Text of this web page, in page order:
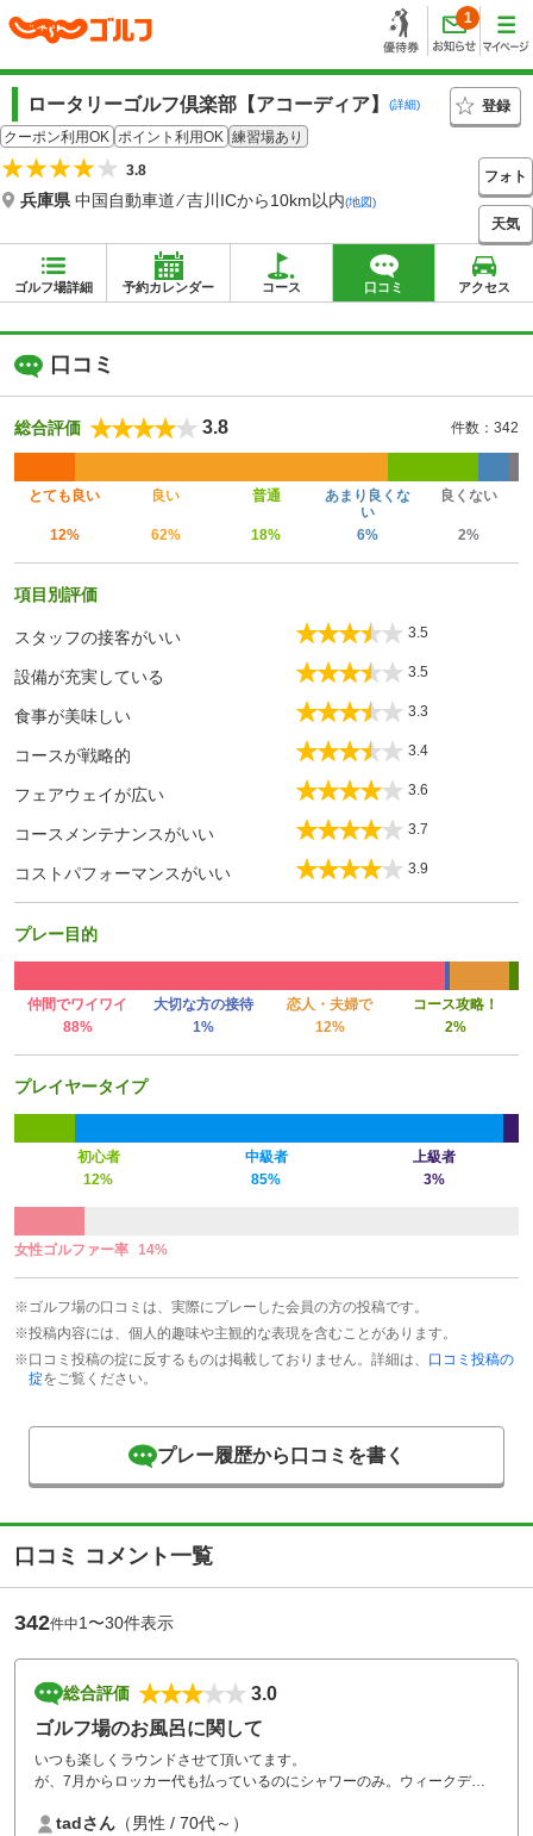
1
ロータリーゴルフ倶楽部【アコーディア】 (詳細)
登録
クーポン利用OK ポイント利用OK 練習場あり
3.8
兵庫県 中国自動車道 ⁄ 吉川ICから10km以内(地図)
フォト
天気
ゴルフ場詳細 予約カレンダー コース 口コミ アクセス
口コミ
総合評価 3.8 件数：342
とても良い 良い 普通
あまり良くな
い
良くない
12% 62% 18% 6% 2%
項目別評価
スタッフの接客がいい 3.5
設備が充実している 3.5
食事が美味しい 3.3
コースが戦略的 3.4
フェアウェイが広い 3.6
コースメンテナンスがいい 3.7
コストパフォーマンスがいい 3.9
プレー目的
仲間でワイワイ 大切な方の接待 恋人・夫婦で
コース攻略！
88%
1% 12% 2%
プレイヤータイプ
初心者 中級者
上級者
12%
85% 3%
女性ゴルファー率 14%
※ゴルフ場の口コミは、実際にプレーした会員の方の投稿です。
※投稿内容には、個人的趣味や主観的な表現を含むことがあります。
※口コミ投稿の掟に反するものは掲載しておりません。詳細は、 口コミ投稿の
掟をご覧ください。
プレー履歴から口コミを書く
口コミ コメント一覧
342件中1〜30件表示
総合評価
3.0
ゴルフ場のお風呂に関して
いつも楽しくラウンドさせて頂いてます。
が、7月からロッカー代も払っているのにシャワーのみ。ウィークデー
為にも温かい風呂で
tadさん （男性 / 70代～）